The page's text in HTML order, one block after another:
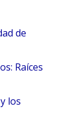
de
Raíces
los